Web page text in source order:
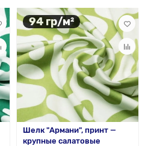
94 гр/м²
Шелк "Армани", принт —
крупные салатовые